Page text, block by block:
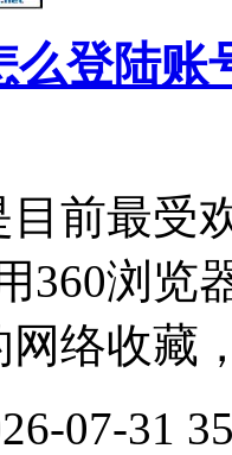
么登陆账
目前最受
360浏览
网络收藏
07-31